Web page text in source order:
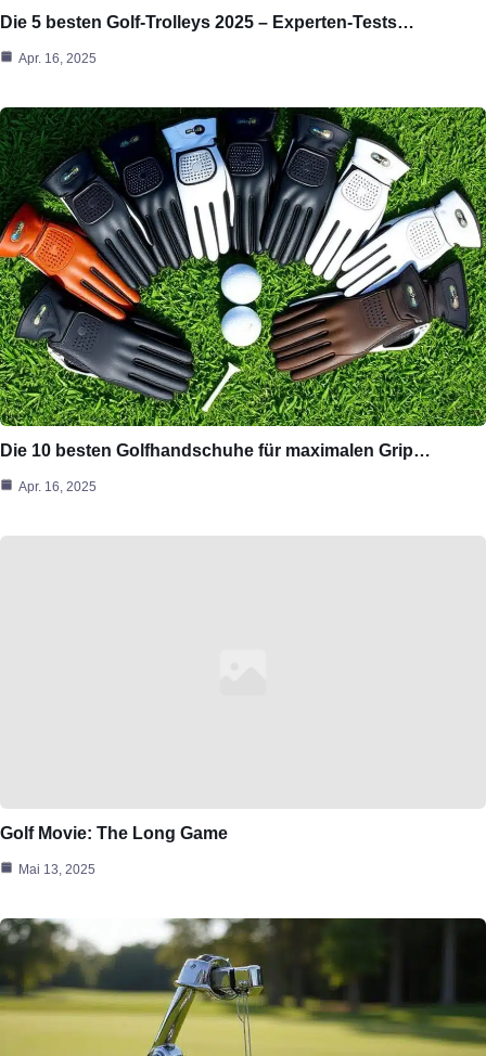
Die 5 besten Golf-Trolleys 2025 – Experten-Tests…
Apr. 16, 2025
Die 10 besten Golfhandschuhe für maximalen Grip…
Apr. 16, 2025
Golf Movie: The Long Game
Mai 13, 2025